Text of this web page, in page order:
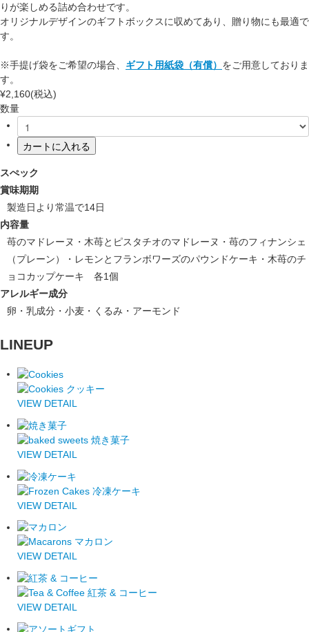
りが楽しめる詰め合わせです。
オリジナルデザインのギフトボックスに収めてあり、贈り物にも最適で
す。
※手提げ袋をご希望の場合、 ギフト用紙袋（有償） をご用意しておりま
す。
¥2,160(税込)
数量
カートに入れる
スぺック
賞味期期
製造日より常温で14日
内容量
苺のマドレーヌ・木苺とピスタチオのマドレーヌ・苺のフィナンシェ
（プレーン）・レモンとフランボワーズのパウンドケーキ・木苺のチ
ョコカップケーキ 各1個
アレルギー成分
卵・乳成分・小麦・くるみ・アーモンド
LINEUP
VIEW DETAIL
VIEW DETAIL
VIEW DETAIL
VIEW DETAIL
VIEW DETAIL